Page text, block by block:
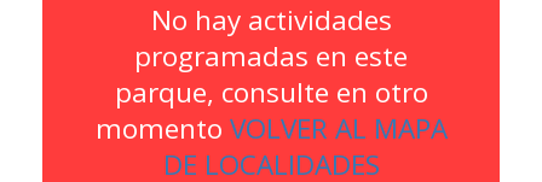
No hay actividades
programadas en este
parque, consulte en otro
momento VOLVER AL MAPA
DE LOCALIDADES